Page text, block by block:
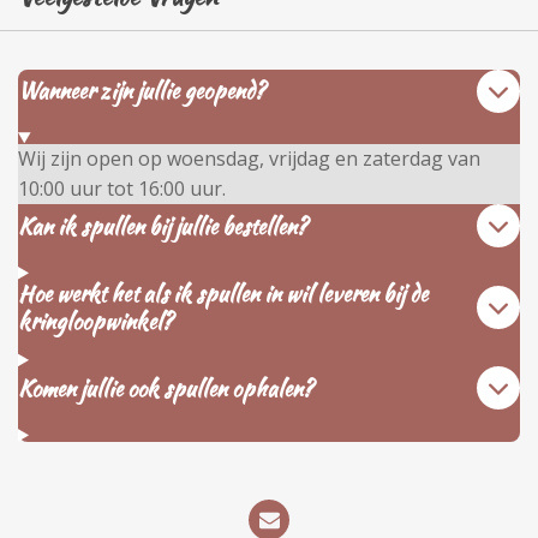
Wanneer zijn jullie geopend?
Wij zijn open op woensdag, vrijdag en zaterdag van
10:00 uur tot 16:00 uur.
Kan ik spullen bij jullie bestellen?
Hoe werkt het als ik spullen in wil leveren bij de
kringloopwinkel?
Komen jullie ook spullen ophalen?